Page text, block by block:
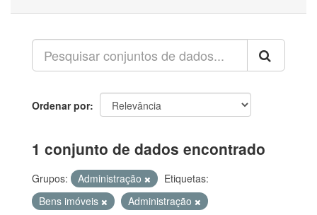
Ordenar por
1 conjunto de dados encontrado
Grupos: Administração
Etiquetas:
Bens imóveis
Administração